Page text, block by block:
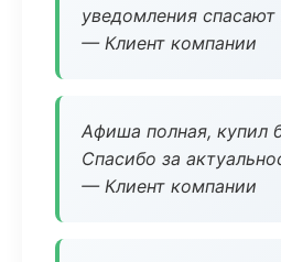
уведомления спасают
— Клиент компании
Афиша полная, купил
Спасибо за
— Клиент компании